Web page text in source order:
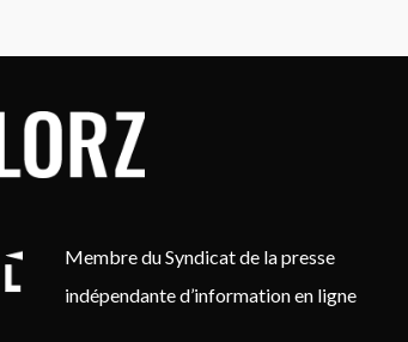
Membre du Syndicat de la presse
indépendante d’information en ligne